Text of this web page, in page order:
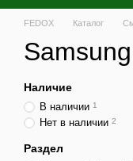
FEDOX Каталог
Наличие
В наличии 1
Нет в наличии 2
Раздел